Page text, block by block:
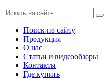
Поиск по сайту
Продукция
О нас
Статьи и видеообзоры
Контакты
Где купить